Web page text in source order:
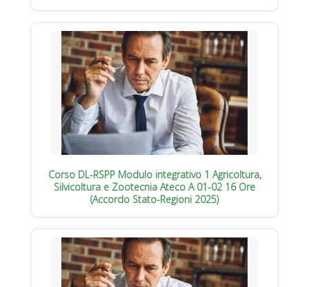
Corso DL-RSPP Modulo integrativo 1 Agricoltura,
Silvicoltura e Zootecnia Ateco A 01-02 16 Ore
(Accordo Stato-Regioni 2025)